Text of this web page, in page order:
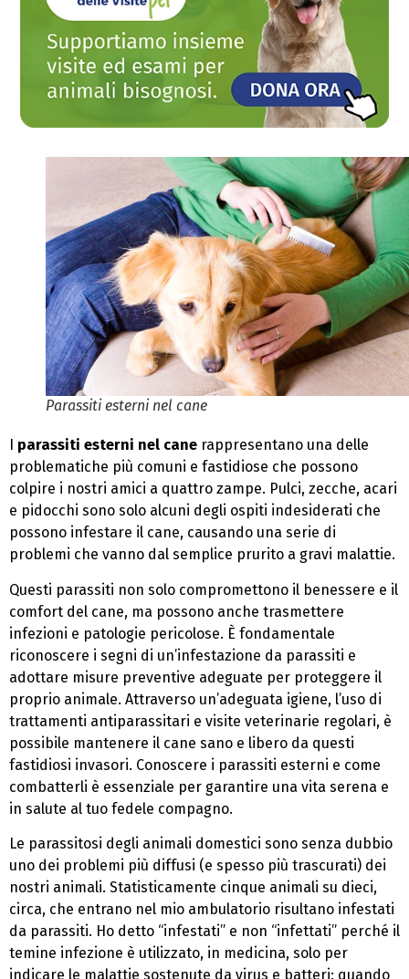
Parassiti esterni nel cane
parassiti esterni nel cane rappresentano una delle
problematiche più comuni e fastidiose che possono
colpire i nostri amici a quattro zampe. Pulci, zecche, acari
e pidocchi sono solo alcuni degli ospiti indesiderati che
possono infestare il cane, causando una serie di
problemi che vanno dal semplice prurito a gravi malattie.
Questi parassiti non solo compromettono il benessere e il
comfort del cane, ma possono anche trasmettere
infezioni e patologie pericolose. È fondamentale
riconoscere i segni di un’infestazione da parassiti e
adottare misure preventive adeguate per proteggere il
proprio animale. Attraverso un’adeguata igiene, l’uso di
trattamenti antiparassitari e visite veterinarie regolari, è
possibile mantenere il cane sano e libero da questi
fastidiosi invasori. Conoscere i parassiti esterni e come
combatterli è essenziale per garantire una vita serena e
in salute al tuo fedele compagno.
Le parassitosi degli animali domestici sono senza dubbio
uno dei problemi più diffusi (e spesso più trascurati) dei
nostri animali. Statisticamente cinque animali su dieci,
circa, che entrano nel mio ambulatorio risultano infestati
da parassiti. Ho detto “infestati” e non “infettati” perché il
temine infezione è utilizzato, in medicina, solo per
indicare le malattie sostenute da virus e batteri: quando